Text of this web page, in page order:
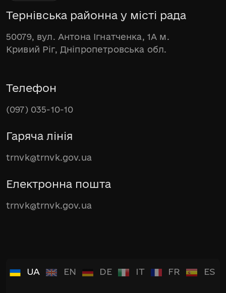
Тернівська районна у місті рада
50079, вул. Антона Ігнатченка, 1А м.
Кривий Ріг, Дніпропетровська обл.
Телефон
(097) 035-10-10
Гаряча лінія
trnvk@trnvk.gov.ua
Електронна пошта
trnvk@trnvk.gov.ua
UA EN DE IT FR ES